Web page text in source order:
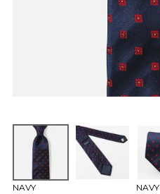
NAVY NAVY